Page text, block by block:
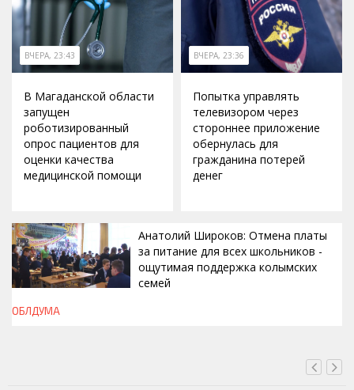
ВЧЕРА, 23:43
В Магаданской области
запущен
роботизированный
опрос пациентов для
оценки качества
медицинской помощи
ВЧЕРА, 23:36
Попытка управлять
телевизором через
стороннее приложение
обернулась для
гражданина потерей
денег
ВЧЕРА, 23:13
Анатолий Широков: Отмена платы
за питание для всех школьников -
ощутимая поддержка колымских
семей
ОБЛДУМА